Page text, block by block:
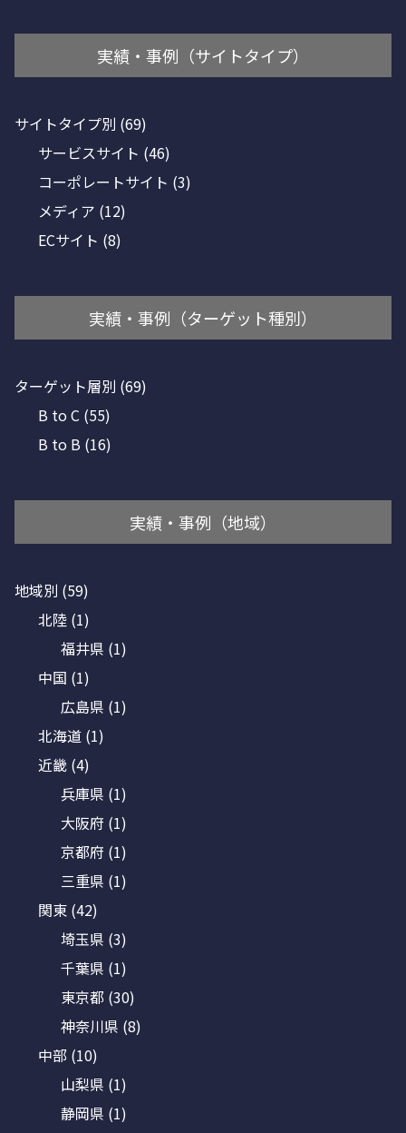
実績・事例（サイトタイプ）
サイトタイプ別 (69)
サービスサイト (46)
コーポレートサイト (3)
メディア (12)
ECサイト (8)
実績・事例（ターゲット種別）
ターゲット層別 (69)
B to C (55)
B to B (16)
実績・事例（地域）
地域別 (59)
北陸 (1)
福井県 (1)
中国 (1)
広島県 (1)
北海道 (1)
近畿 (4)
兵庫県 (1)
大阪府 (1)
京都府 (1)
三重県 (1)
関東 (42)
埼玉県 (3)
千葉県 (1)
東京都 (30)
神奈川県 (8)
中部 (10)
山梨県 (1)
静岡県 (1)